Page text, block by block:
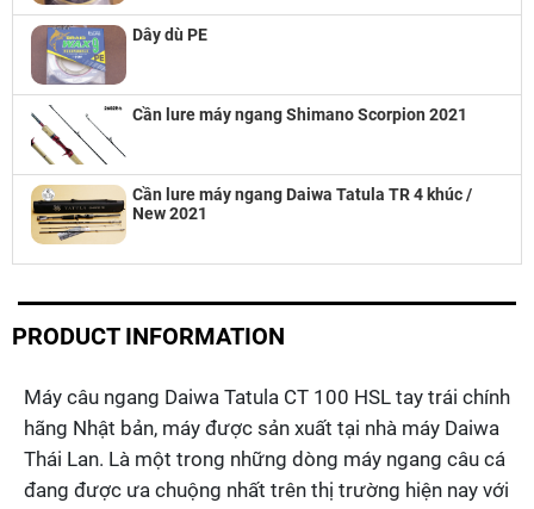
Dây dù PE
Cần lure máy ngang Shimano Scorpion 2021
Cần lure máy ngang Daiwa Tatula TR 4 khúc /
New 2021
PRODUCT INFORMATION
Máy câu ngang Daiwa Tatula CT 100 HSL tay trái chính
hãng Nhật bản, máy được sản xuất tại nhà máy Daiwa
Thái Lan. Là một trong những dòng máy ngang câu cá
đang được ưa chuộng nhất trên thị trường hiện nay với